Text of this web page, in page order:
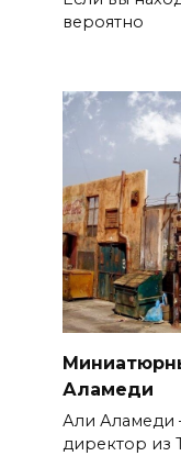
вероятно
Аламеди
Али Аламеди
директор из